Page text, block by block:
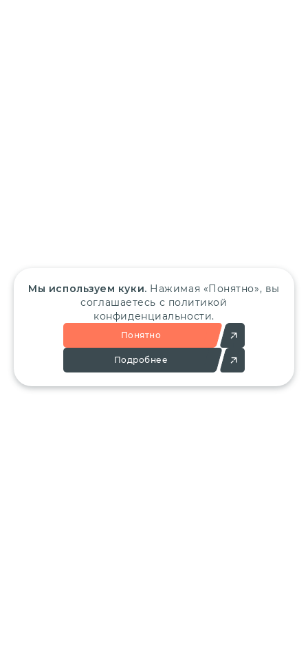
Мы используем куки. Нажимая «Понятно», вы
соглашаетесь с политикой
конфиденциальности.
Понятно
Подробнее